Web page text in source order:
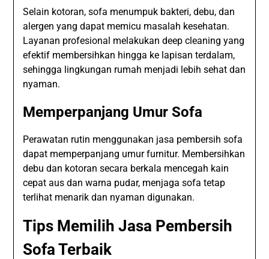
Selain kotoran, sofa menumpuk bakteri, debu, dan
alergen yang dapat memicu masalah kesehatan.
Layanan profesional melakukan deep cleaning yang
efektif membersihkan hingga ke lapisan terdalam,
sehingga lingkungan rumah menjadi lebih sehat dan
nyaman.
Memperpanjang Umur Sofa
Perawatan rutin menggunakan jasa pembersih sofa
dapat memperpanjang umur furnitur. Membersihkan
debu dan kotoran secara berkala mencegah kain
cepat aus dan warna pudar, menjaga sofa tetap
terlihat menarik dan nyaman digunakan.
Tips Memilih Jasa Pembersih
Sofa Terbaik